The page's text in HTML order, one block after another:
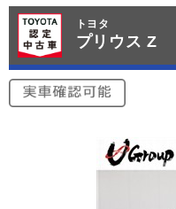
トヨタ
プリウス Z